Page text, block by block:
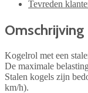
Tevreden
Omschrijving
Kogelrol met een
De maximale
Stalen kogels zijn
km/h).